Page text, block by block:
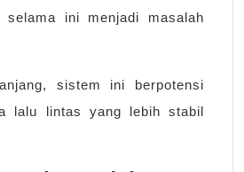
selama ini menjadi masalah
sistem ini berpotensi
lalu lintas yang lebih stabil